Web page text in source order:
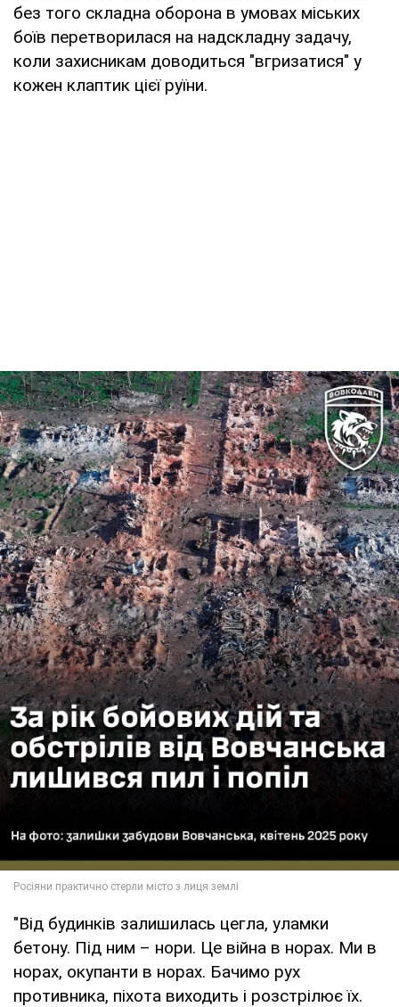
без того складна оборона в умовах міських
боїв перетворилася на надскладну задачу,
коли захисникам доводиться "вгризатися" у
кожен клаптик цієї руїни.
"Від будинків залишилась цегла, уламки
бетону. Під ним – нори. Це війна в норах. Ми в
норах, окупанти в норах. Бачимо рух
противника, піхота виходить і розстрілює їх.